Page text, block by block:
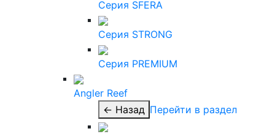
Серия SFERA
Серия STRONG
Серия PREMIUM
Angler Reef
← Назад Перейти в раздел